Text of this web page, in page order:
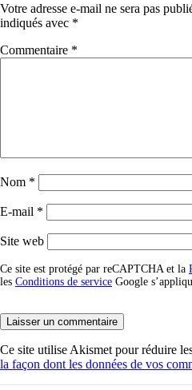
Votre adresse e-mail ne sera pas
indiqués avec *
Commentaire *
Nom *
E-mail *
Site web
Ce site est protégé par reCAPTCHA et la
les Conditions de service Google
Ce site utilise Akismet pour réduire
la façon dont les données de vos